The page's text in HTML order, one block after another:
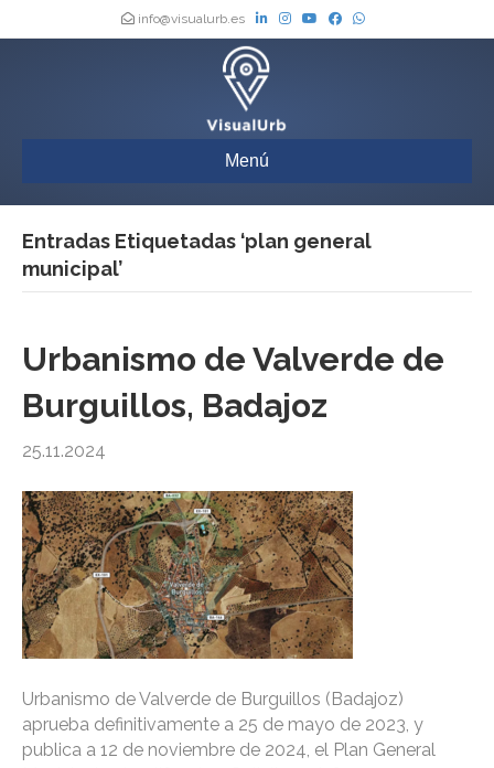
info@visualurb.es
Menú
Entradas Etiquetadas ‘plan general
municipal’
Urbanismo de Valverde de
Burguillos, Badajoz
25.11.2024
Urbanismo de Valverde de Burguillos (Badajoz)
aprueba definitivamente a 25 de mayo de 2023, y
publica a 12 de noviembre de 2024, el Plan General